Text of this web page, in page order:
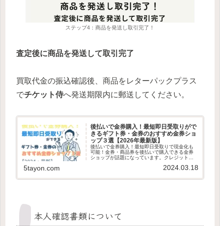
ステップ4：商品を発送し取引完了！
査定後に商品を発送して取引完了
買取代金の振込確認後、商品をレターパックプラス
でチケット侍へ発送期限内に郵送してください。
後払いで金券購入！最短即日受取りがで
きるギフト券・金券のおすすめ金券ショ
ップ３選【2026年最新版】
後払いで金券購入！最短即日受取りで現金化も
可能！金券・商品券を後払いで購入できる金券
ショップが話題になっています。クレジットカ
を購入できるので手元に現金がなくても大丈
5tayon.com 2024.03.18
本人確認書類について